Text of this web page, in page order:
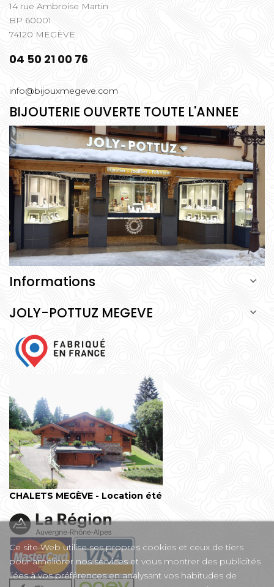
14 rue Ambroise Martin
BP 60001
74120 MEGÈVE
04 50 21 00 76
info@bijouxmegeve.com
BIJOUTERIE OUVERTE TOUTE L'ANNEE
Informations 
JOLY-POTTUZ MEGEVE 
CHALETS MEGÈVE - Location été
Ce site Web utilise ses propres cookies et ceux de tiers
pour améliorer nos services et vous montrer des publicités
liées à vos préférences en analysant vos habitudes de